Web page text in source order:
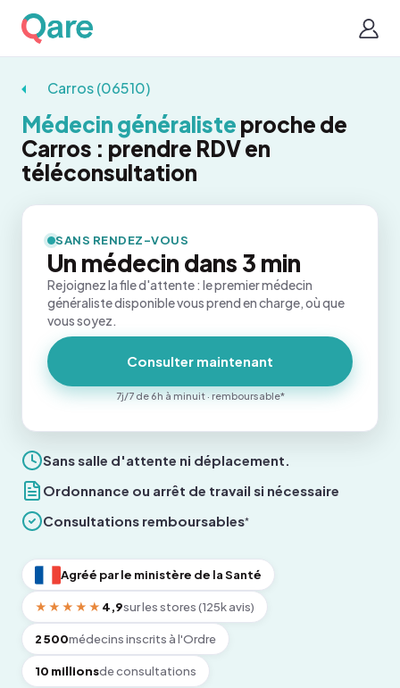
Carros (06510)
Médecin généraliste proche de
Carros : prendre RDV en
téléconsultation
Sans salle d'attente ni déplacement.
Ordonnance ou arrêt de travail si nécessaire
Consultations remboursables*
Agréé par le ministère de la Santé
★★★★★ 4,9sur les stores (125k avis)
2 500médecins inscrits à l'Ordre
10 millionsde consultations
SANS RENDEZ-VOUS
Un médecin dans 3 min
Rejoignez la file d'attente : le premier médecin
généraliste disponible vous prend en charge, où que
vous soyez.
Consulter maintenant
7j/7 de 6h à minuit · remboursable*